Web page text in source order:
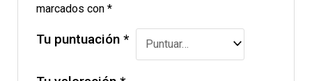
marcados con*
Tu puntuación*